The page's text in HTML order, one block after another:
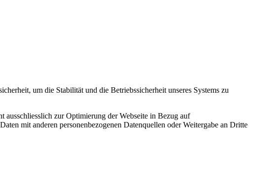
um die Stabilität und die Betriebssicherheit unseres Systems zu
ausschliesslich zur Optimierung der Webseite in Bezug auf
mit anderen personenbezogenen Datenquellen oder Weitergabe an Dritte